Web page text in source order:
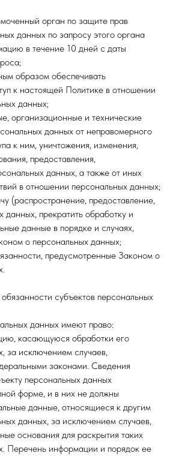
орган по защите прав
данных по запросу этого органа
в течение 10 дней с даты
образом обеспечивать
к настоящей Политике в отношении
данных;
организационные и технические
данных от неправомерного
к ним, уничтожения, изменения,
предоставления,
данных, а также от иных
в отношении персональных данных;
(распространение, предоставление,
данных, прекратить обработку и
данные в порядке и случаях,
о персональных данных;
предусмотренные Законом о
субъектов персональных
данных имеют право:
касающуюся обработки его
за исключением случаев,
законами. Сведения
персональных данных
форме, и в них не должны
данные, относящиеся к другим
данных, за исключением случаев,
основания для раскрытия таких
Перечень информации и порядок ее